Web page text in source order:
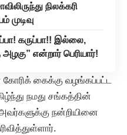
நிலக்கரி
கருப்பா!! இல்லை,
என்றார் பெரியார்!
கோரிக் கைக்கு வழங்கப்பட்ட
நமது சங்கத்தின்
அவர்களுக்கு நன்றியினை